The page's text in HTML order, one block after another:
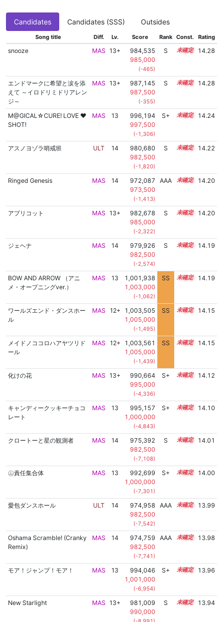
Candidates Candidates (SSS) Outsides
Song title Diff. Lv. Score Rank Const. Rating
snooze MAS 13+
984,535
985,000
(-465)
S 13.9 14.28
エンドマークに希望と涙を添
えて ～イロドリミドリアレン
ジ～
MAS 13+
987,145
987,500
(-355)
S 13.8 14.28
M@GICAL☆CURE! LOVE ♥
SHOT!
MAS 13
996,194
997,500
(-1,306)
S+ 13.4 14.24
アスノヨゾラ哨戒班 ULT 14
980,680
982,500
(-1,820)
S 14.0 14.22
Ringed Genesis MAS 14
972,087
973,500
(-1,413)
AAA 14.4 14.20
アプリコット MAS 13+
982,678
985,000
(-2,322)
S 13.9 14.20
ジェヘナ MAS 14
979,926
982,500
(-2,574)
S 14.0 14.19
BOW AND ARROW （アニ
メ・オープニングver.）
MAS 13
1,001,938
1,003,000
(-1,062)
SS 13.0 14.19
ワールズエンド・ダンスホー
ル
MAS 12+
1,003,505
1,005,000
(-1,495)
SS 12.8 14.15
メイドノココロハアヤツリド
ール
MAS 12+
1,003,561
1,005,000
(-1,439)
SS 12.8 14.15
化けの花 MAS 13+
990,664
995,000
(-4,336)
S+ 13.5 14.12
キャンディークッキーチョコ
レート
MAS 13
995,157
1,000,000
(-4,843)
S+ 13.3 14.10
クロートーと星の観測者 MAS 14
975,392
982,500
(-7,108)
S 14.0 14.01
㋰責任集合体 MAS 13
992,699
1,000,000
(-7,301)
S+ 13.3 14.00
愛包ダンスホール ULT 14
974,958
982,500
(-7,542)
AAA 14.0 13.99
Oshama Scramble! (Cranky
Remix)
MAS 14
974,759
982,500
(-7,741)
AAA 14.0 13.98
モア！ジャンプ！モア！ MAS 13
994,046
1,001,000
(-6,954)
S+ 13.2 13.96
New Starlight MAS 13+
981,009
990,000
S 13.7 13.94